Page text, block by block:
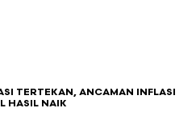
TERTEKAN, ANCAMAN INFLASI
HASIL NAIK